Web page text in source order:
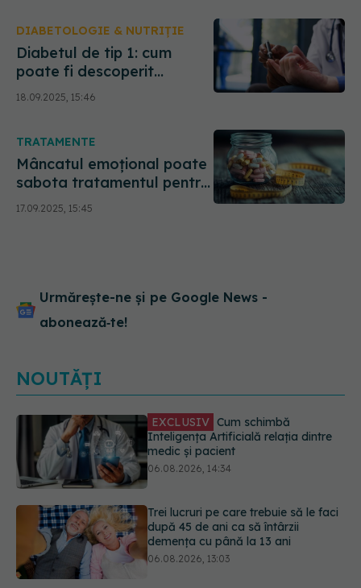
DIABETOLOGIE & NUTRIȚIE
Diabetul de tip 1: cum
poate fi descoperit
devreme și prevenit.
Medicii arată care e vârsta
18.09.2025, 15:46
TRATAMENTE
Mâncatul emoțional poate
sabota tratamentul pentru
diabet. Ce trebuie să știi
17.09.2025, 15:45
Urmărește-ne și pe Google News -
abonează‑te!
NOUTĂȚI
Trei lucruri pe care trebuie să le faci
după 45 de ani ca să întârzii
demența cu până la 13 ani
Medicii de la Fundeni demontează
unul dintre cele mai răspândite
mituri despre diabet